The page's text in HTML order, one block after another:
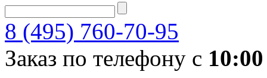
8 (495) 760-70-95
Заказ по телефону с 10:00